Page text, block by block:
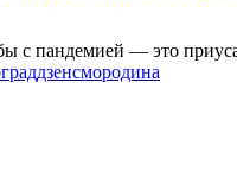
с пандемией — это
дзенсмородина